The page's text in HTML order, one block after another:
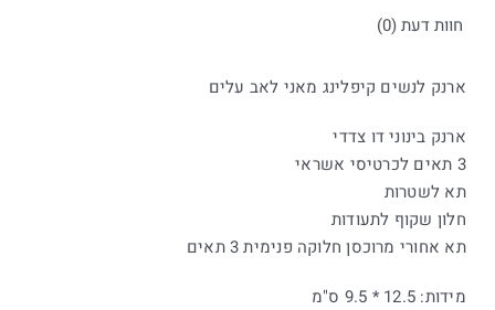
חוות דעת (0)
ארנק לנשים קיפלינג מאני לאב עלים
ארנק בינוני דו צדדי
3 תאים לכרטיסי אשראי
תא לשטרות
חלון שקוף לתעודות
תא אחורי מרוכסן חלוקה פנימית 3 תאים
מידות: 12.5 * 9.5 ס"מ